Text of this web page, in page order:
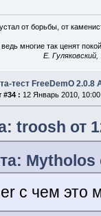
от борьбы, от
многие так ценят
E.
тест FreeDemO 2.0.8
#34 : 12 Январь 2010,
troosh от
Mytholos
с чем это